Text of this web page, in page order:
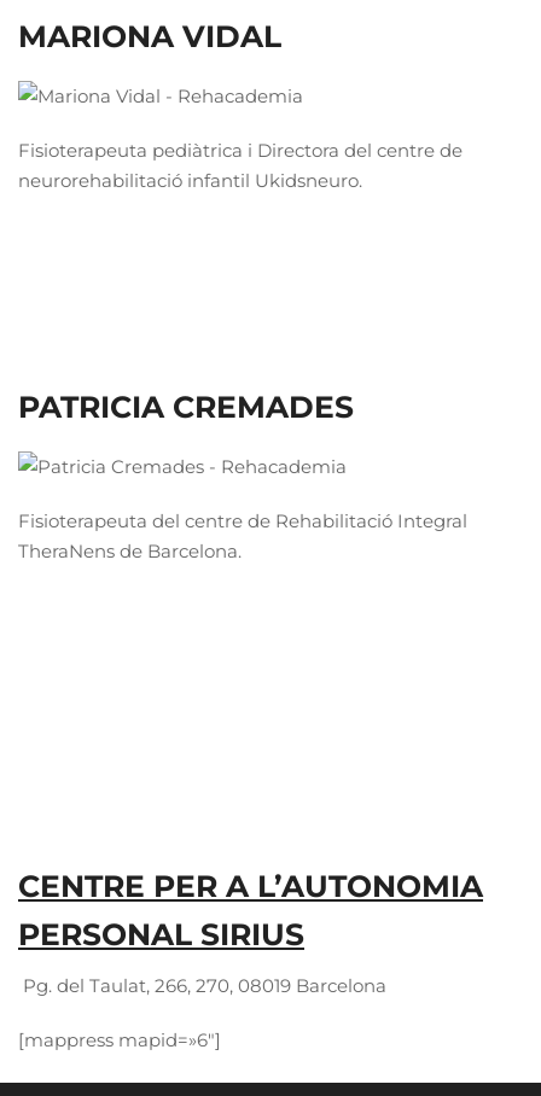
MARIONA VIDAL
Fisioterapeuta pediàtrica i Directora del centre de
neurorehabilitació infantil Ukidsneuro.
PATRICIA CREMADES
Fisioterapeuta del centre de Rehabilitació Integral
TheraNens de Barcelona.
CENTRE PER A L’AUTONOMIA
PERSONAL SIRIUS
Pg. del Taulat, 266, 270, 08019 Barcelona
[mappress mapid=»6″]